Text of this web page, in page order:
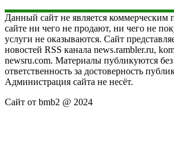
Данный сайт не является коммерческим
сайте ни чего не продают, ни чего не
услуги не оказываются. Сайт
новостей RSS канала news.rambler.ru,
newsru.com. Материалы публикуются
ответственность за достоверность
Администрация сайта не несёт.
Сайт от bmb2 @ 2024